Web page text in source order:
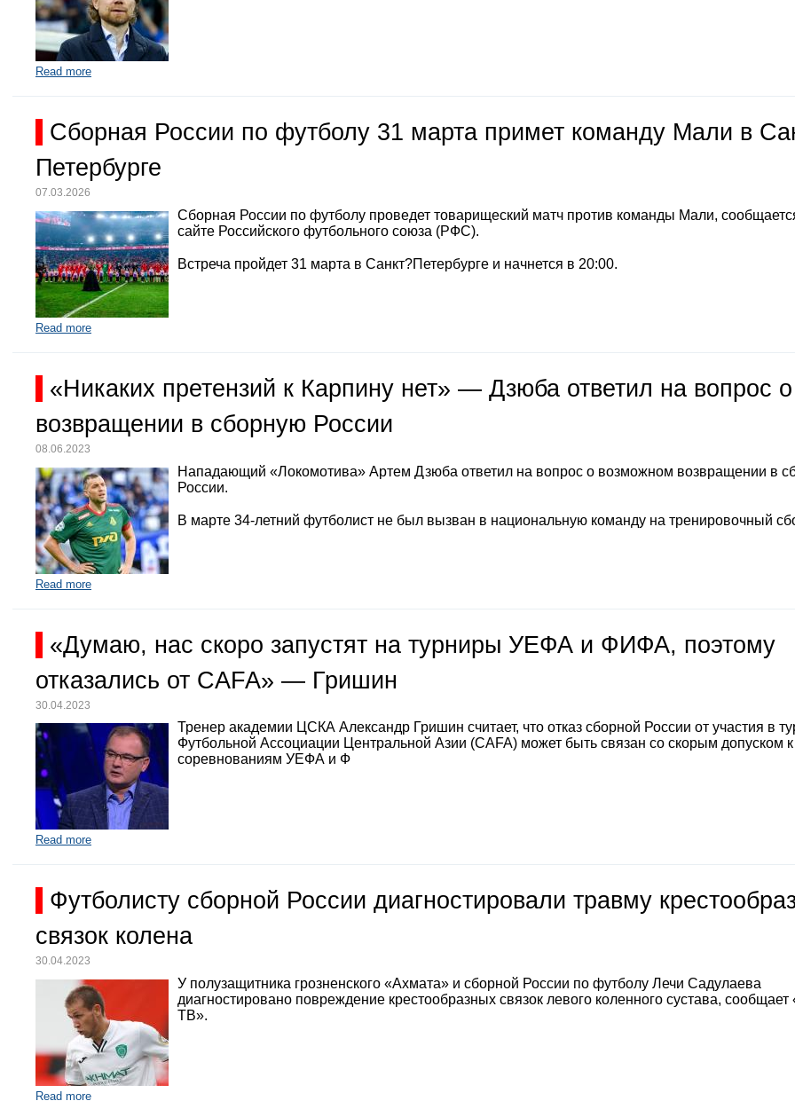
Read more
Сборная России по футболу 31 марта примет команду Мали в
Петербурге
07.03.2026
Сборная России по футболу проведет товарищеский матч против команды Мали,
сайте Российского футбольного союза (РФС).
Встреча пройдет 31 марта в Санкт?Петербурге и начнется в 20:00.
Read more
«Никаких претензий к Карпину нет» — Дзюба ответил на вопрос о
возвращении в сборную России
08.06.2023
Нападающий «Локомотива» Артем Дзюба ответил на вопрос о возможном возвращении в
России.
В марте 34-летний футболист не был вызван в национальную команду на тренировочный
Read more
«Думаю, нас скоро запустят на турниры УЕФА и ФИФА, поэтому
отказались от CAFA» — Гришин
30.04.2023
Тренер академии ЦСКА Александр Гришин считает, что отказ сборной России от участия в
Футбольной Ассоциации Центральной Азии (CAFA) может быть связан со скорым допуском к
соревнованиям УЕФА и Ф
Read more
Футболисту сборной России диагностировали травму
связок колена
30.04.2023
У полузащитника грозненского «Ахмата» и сборной России по футболу Лечи Садулаева
диагностировано повреждение крестообразных связок левого коленного сустава, сообщает
ТВ».
Read more